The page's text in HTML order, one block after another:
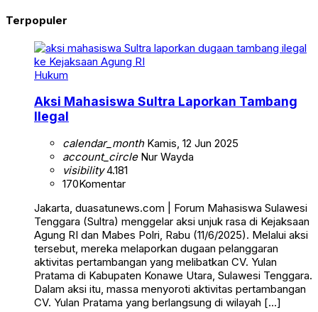
Terpopuler
Hukum
Aksi Mahasiswa Sultra Laporkan Tambang
Ilegal
calendar_monthKamis, 12 Jun 2025
account_circleNur Wayda
visibility4.181
170Komentar
Jakarta, duasatunews.com | Forum Mahasiswa Sulawesi
Tenggara (Sultra) menggelar aksi unjuk rasa di Kejaksaan
Agung RI dan Mabes Polri, Rabu (11/6/2025). Melalui aksi
tersebut, mereka melaporkan dugaan pelanggaran
aktivitas pertambangan yang melibatkan CV. Yulan
Pratama di Kabupaten Konawe Utara, Sulawesi Tenggara.
Dalam aksi itu, massa menyoroti aktivitas pertambangan
CV. Yulan Pratama yang berlangsung di wilayah […]